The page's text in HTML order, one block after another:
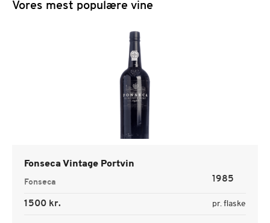
Vores mest populære vine
Fonseca Vintage Portvin
Fonseca 1985
1500 kr. pr. flaske